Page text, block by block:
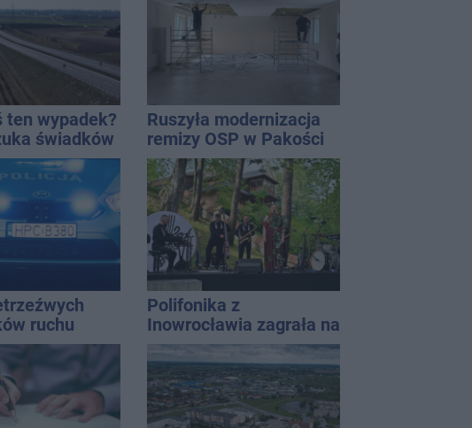
narażonych
gospodarką
ten wypadek?
świadków
Ruszyła modernizacja
remizy OSP w Pakości
ruchu
ręce policji.
miał 2,6
Polifonika z
Inowrocławia zagrała na
Harendzie. Muzyczny
hołd dla Jana
Kasprowicza